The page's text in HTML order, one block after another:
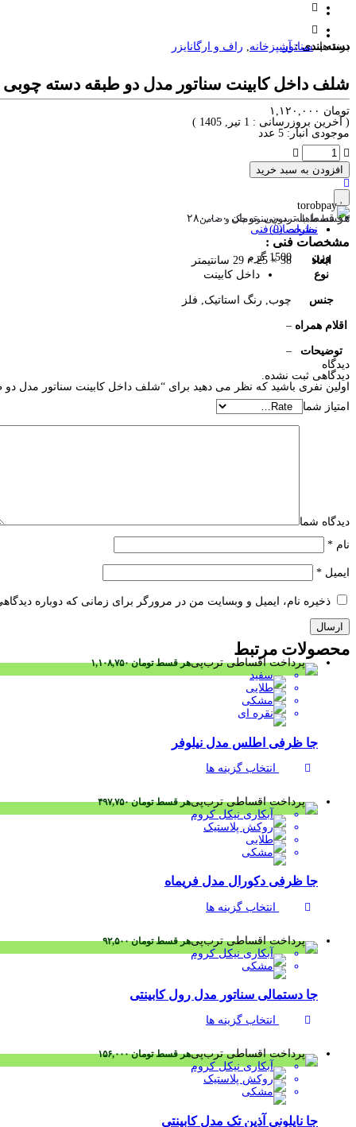
دسته بندی :آشپزخانه راف و ارگانایزر برند ها:سناتور
شلف داخل کابینت سناتور مدل دو طبقه دسته چوبی
تومان
( آخرین بروزرسانی : 1 تیر, 1405 )
موجودی انبار: 5 عدد
افزودن به سبد خرید
هر قسط با ترب‌پی:تومان ۲۸۰,۰۰۰ ۴ قسط ماهانه. بدون سود، چک و ضامن.
مشخصات فنی
نظرات (0)
مشخصات فنی :
وزن 1500 گرم ابعاد
38 × 25 × 29 سانتیمتر
نوع
داخل کابینت
جنس چوب, رنگ استاتیک, فلز
اقلام همراه –
توضیحات
–
دیدگاه
دیدگاهی ثبت نشده.
اولین نفری باشید که نظر می دهید برای “شلف داخل کابینت سناتور مدل
امتیاز شما
دیدگاه شما
نام *
ایمیل *
ذخیره نام، ایمیل و وبسایت من در مرورگر برای زمانی که دوباره
محصولات مرتبط
هر قسطتومان۱,۱۰۸,۷۵۰
جا ظرفی اطلس مدل نیلوفر
انتخاب گزینه ها
هر قسطتومان۴۹۷,۷۵۰
جا ظرفی دکورال مدل فریماه
انتخاب گزینه ها
هر قسطتومان۹۲,۵۰۰
جا دستمالی سناتور مدل رول کابینتی
انتخاب گزینه ها
هر قسطتومان۱۵۶,۰۰۰
جا نایلونی آذین تک مدل کابینتی